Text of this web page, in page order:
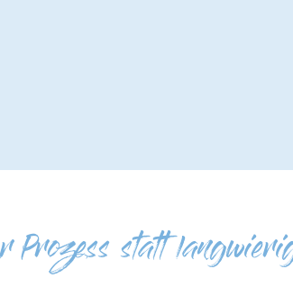
Prozess statt